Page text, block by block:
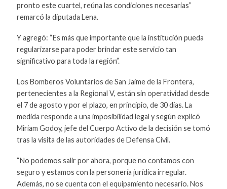
pronto este cuartel, reúna las condiciones necesarias”
remarcó la diputada Lena.
Y agregó: “Es más que importante que la institución pueda
regularizarse para poder brindar este servicio tan
significativo para toda la región”.
Los Bomberos Voluntarios de San Jaime de la Frontera,
pertenecientes a la Regional V, están sin operatividad desde
el 7 de agosto y por el plazo, en principio, de 30 días. La
medida responde a una imposibilidad legal y según explicó
Miriam Godoy, jefe del Cuerpo Activo de la decisión se tomó
tras la visita de las autoridades de Defensa Civil.
“No podemos salir por ahora, porque no contamos con
seguro y estamos con la personería jurídica irregular.
Además, no se cuenta con el equipamiento necesario. Nos